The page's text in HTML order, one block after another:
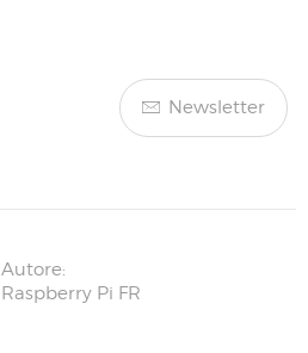
Newsletter
Autore:
Raspberry Pi FR